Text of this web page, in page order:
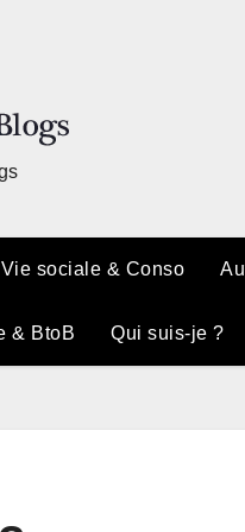
Vie sociale & Conso
& BtoB Qui suis-je ?